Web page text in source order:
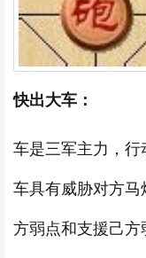
快出大车：
车是三军主力，行
车具有威胁对方
方弱点和支援己